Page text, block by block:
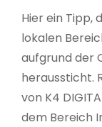
Hier ein Tipp,
lokalen
aufgrund der
heraussticht.
von K4
dem Bereich